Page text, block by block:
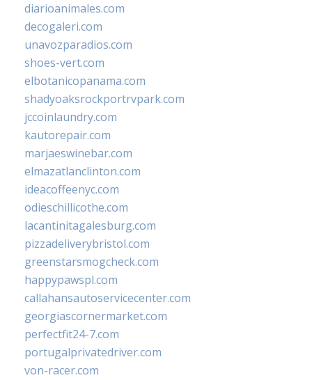
diarioanimales.com
decogaleri.com
unavozparadios.com
shoes-vert.com
elbotanicopanama.com
shadyoaksrockportrvpark.com
jccoinlaundry.com
kautorepair.com
marjaeswinebar.com
elmazatlanclinton.com
ideacoffeenyc.com
odieschillicothe.com
lacantinitagalesburg.com
pizzadeliverybristol.com
greenstarsmogcheck.com
happypawspl.com
callahansautoservicecenter.com
georgiascornermarket.com
perfectfit24-7.com
portugalprivatedriver.com
von-racer.com